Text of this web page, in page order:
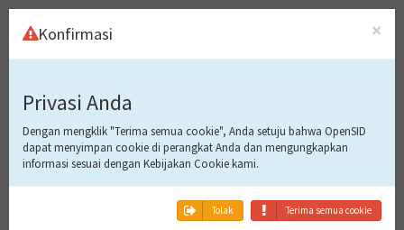
×
Konfirmasi
Privasi Anda
Dengan mengklik "Terima semua cookie", Anda setuju bahwa OpenSID
dapat menyimpan cookie di perangkat Anda dan mengungkapkan
informasi sesuai dengan Kebijakan Cookie kami.
Tolak Terima semua cookie
Aplikasi
Tidak bisa masuk!
Gawai ini belum terdaftar.